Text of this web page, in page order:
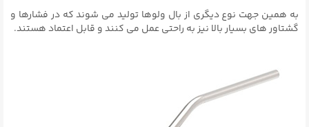
به همین جهت نوع دیگری از بال ولوها تولید می شوند که در فشارها و
گشتاور های بسیار بالا نیز به راحتی عمل می کنند و قابل اعتماد هستند.